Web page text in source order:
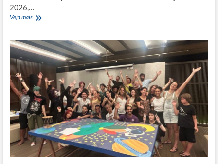
2026,…
Veja maisUbatuba
Semana
do
Mar
com
programação
gratuita
sobre
preservação
dos
oceanos